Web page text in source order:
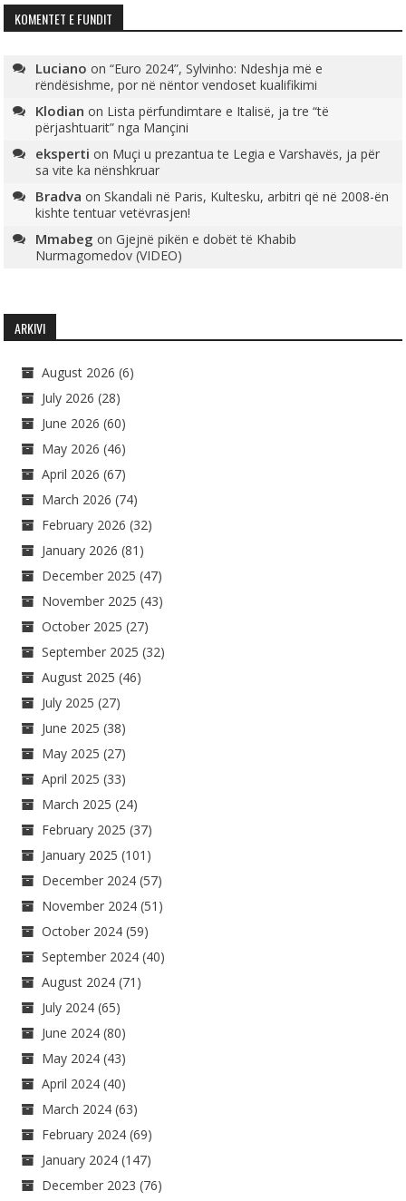
KOMENTET E FUNDIT
Luciano on“Euro 2024”, Sylvinho: Ndeshja më e
rëndësishme, por në nëntor vendoset kualifikimi
Klodian on Lista përfundimtare e Italisë, ja tre “të
përjashtuarit” nga Mançini
eksperti on Muçi u prezantua te Legia e Varshavës, ja për
sa vite ka nënshkruar
Bradva onSkandali në Paris, Kultesku, arbitri që në 2008-ën
kishte tentuar vetëvrasjen!
Mmabeg onGjejnë pikën e dobët të Khabib
Nurmagomedov (VIDEO)
ARKIVI
August 2026 (6)
July 2026 (28)
June 2026 (60)
May 2026 (46)
April 2026 (67)
March 2026 (74)
February 2026 (32)
January 2026 (81)
December 2025 (47)
November 2025 (43)
October 2025 (27)
September 2025 (32)
August 2025 (46)
July 2025 (27)
June 2025 (38)
May 2025 (27)
April 2025 (33)
March 2025 (24)
February 2025 (37)
January 2025 (101)
December 2024 (57)
November 2024 (51)
October 2024 (59)
September 2024 (40)
August 2024 (71)
July 2024 (65)
June 2024 (80)
May 2024 (43)
April 2024 (40)
March 2024 (63)
February 2024 (69)
January 2024 (147)
December 2023 (76)